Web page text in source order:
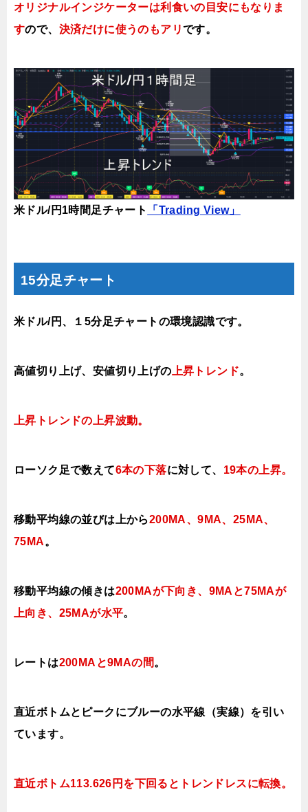
オリジナルインジケーターは利食いの目安にもなりま
すので、 決済だけに使うのもアリです。
米ドル/円1時間足チャート 「Trading View」
15分足チャート
米ドル/円、１5分足チャートの環境認識です。
高値切り上げ、安値切り上げの 上昇トレンド。
上昇トレンドの上昇波動。
ローソク足で数えて6本の下落に対して、 19本の上昇。
移動平均線の並びは上から200MA、9MA、25MA、
75MA。
移動平均線の傾きは200MAが下向き、 9MAと75MAが
上向き、25MAが水平。
レートは200MAと9MAの間。
直近ボトムとピークにブルーの水平線（実線）を引い
ています。
直近ボトム113.626円を下回るとトレンドレスに転換。